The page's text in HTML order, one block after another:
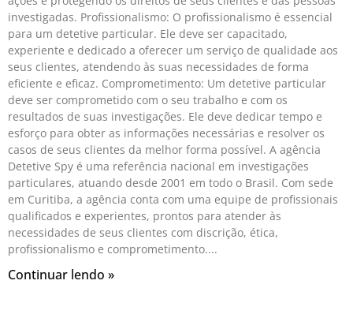
investigadas. Profissionalismo: O profissionalismo é essencial
para um detetive particular. Ele deve ser capacitado,
experiente e dedicado a oferecer um serviço de qualidade aos
seus clientes, atendendo às suas necessidades de forma
eficiente e eficaz. Comprometimento: Um detetive particular
deve ser comprometido com o seu trabalho e com os
resultados de suas investigações. Ele deve dedicar tempo e
esforço para obter as informações necessárias e resolver os
casos de seus clientes da melhor forma possível. A agência
Detetive Spy é uma referência nacional em investigações
particulares, atuando desde 2001 em todo o Brasil. Com sede
em Curitiba, a agência conta com uma equipe de profissionais
qualificados e experientes, prontos para atender às
necessidades de seus clientes com discrição, ética,
profissionalismo e comprometimento.
Continuar lendo »